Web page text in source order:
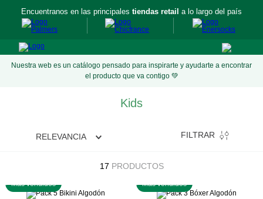
Encuentranos en las principales tiendas retail a lo largo del país
Nuestra web es un catálogo pensado para inspirarte y ayudarte a encontrar
el producto que va contigo 💚
Kids
RELEVANCIA FILTRAR
17 PRODUCTOS
Más vendidos Más vendidos